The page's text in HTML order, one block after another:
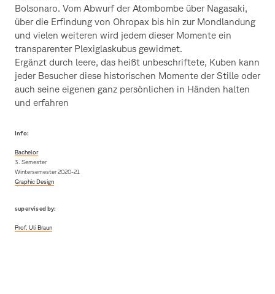
Bolsonaro. Vom Abwurf der Atombombe über Nagasaki,
über die Erfindung von Ohropax bis hin zur Mondlandung
und vielen weiteren wird jedem dieser Momente ein
transparenter Plexiglaskubus gewidmet.
Ergänzt durch leere, das heißt unbeschriftete, Kuben kann
jeder Besucher diese historischen Momente der Stille oder
auch seine eigenen ganz persönlichen in Händen halten
und erfahren
Info:
Bachelor
3. Semester
Wintersemester 2020-21
Graphic Design
supervised by:
Prof. Uli Braun